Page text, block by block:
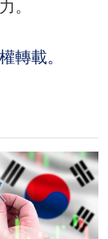
。
轉載。